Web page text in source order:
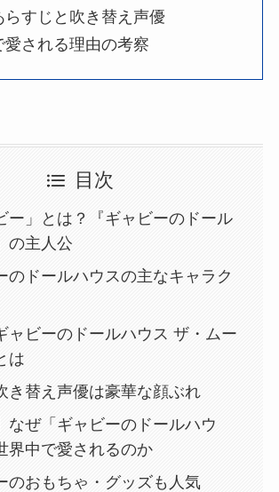
らすじと吹き替え声優
愛される理由の考察
目次
ー」とは？『ギャビーのドール
の主人公
のドールハウスの主なキャラク
ャビーのドールハウス ザ・ムー
は
き替え声優は豪華な顔ぶれ
なぜ「ギャビーのドールハウ
界中で愛されるのか
のおもちゃ・グッズも人気